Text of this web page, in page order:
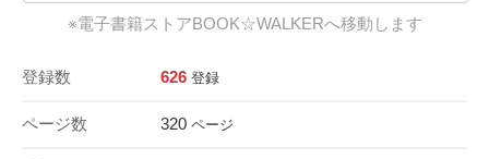
※電子書籍ストアBOOK☆WALKERへ移動します
登録数 626 登録
ページ数 320 ページ